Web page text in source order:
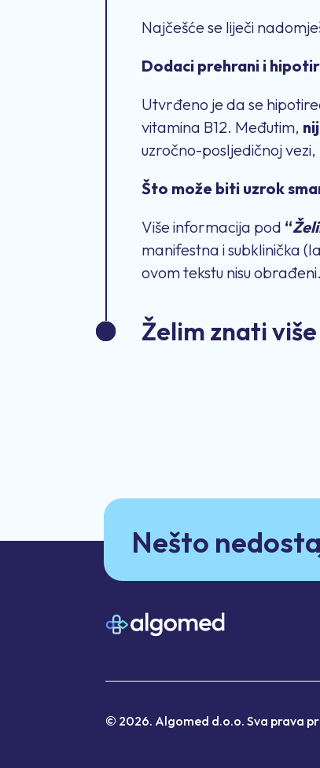
Najčešće se liječi
Dodaci prehrani i
Utvrđeno je da se
vitamina B12. Međutim,
uzročno-posljedičnoj
Što može biti uzrok
Više informacija pod “
manifestna i subklinička
ovom tekstu nisu obrađeni.
Želim znati više
Nešto
© 2026. Algomed d.o.o. Sva prava